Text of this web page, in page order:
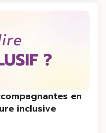
en
inclusive